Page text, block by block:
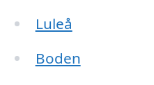
Luleå
Boden